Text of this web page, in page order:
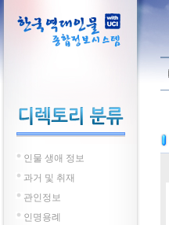
인물 생애 정보
과거 및 취재
관인정보
인명용례